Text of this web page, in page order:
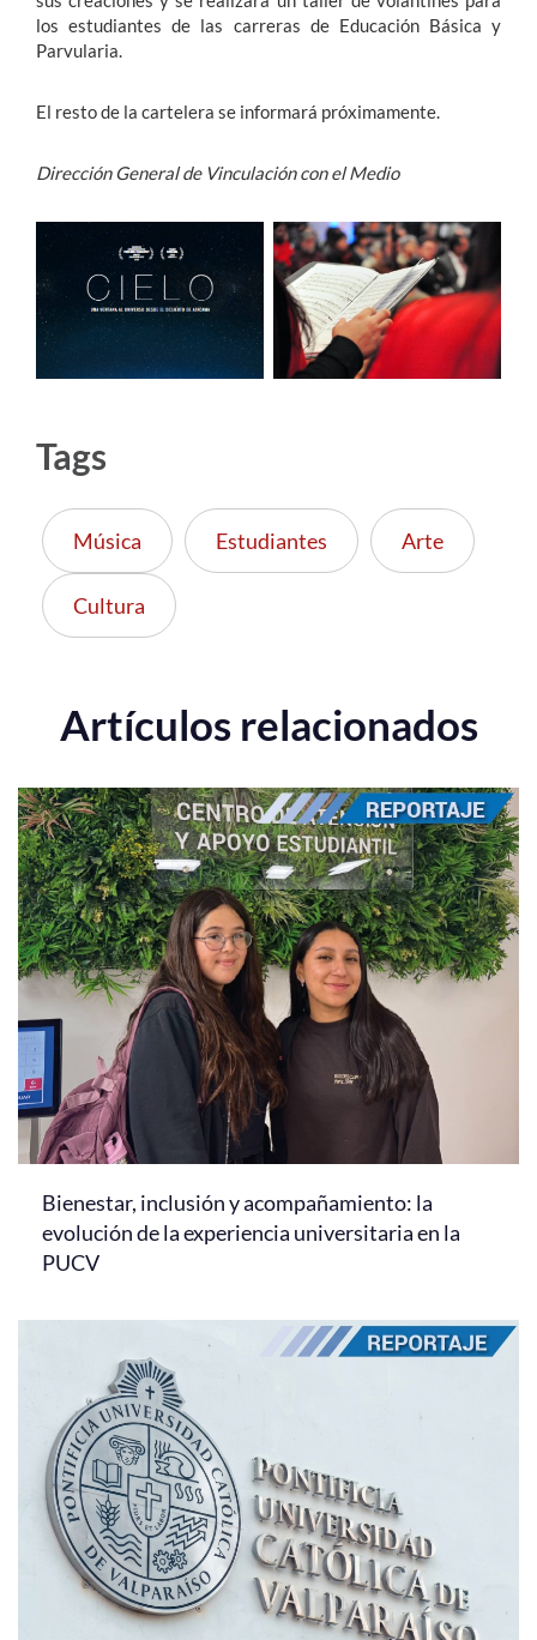
los estudiantes de las carreras de Educación Básica y
Parvularia.
El resto de la cartelera se informará próximamente.
Dirección General de Vinculación con el Medio
Tags
Música Estudiantes Arte
Cultura
Artículos relacionados
Bienestar, inclusión y acompañamiento: la
evolución de la experiencia universitaria en la
PUCV